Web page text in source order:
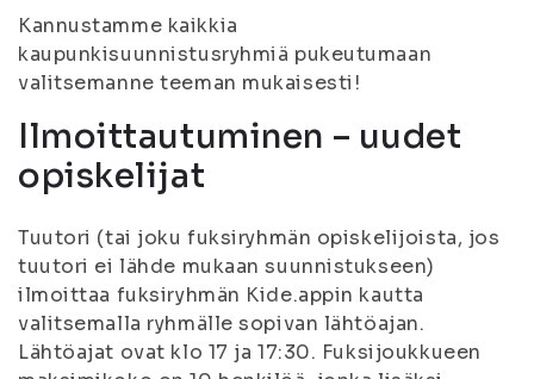
Kannustamme kaikkia
kaupunkisuunnistusryhmiä pukeutumaan
valitsemanne teeman mukaisesti!
Ilmoittautuminen – uudet
opiskelijat
Tuutori (tai joku fuksiryhmän opiskelijoista, jos
tuutori ei lähde mukaan suunnistukseen)
ilmoittaa fuksiryhmän Kide.appin kautta
valitsemalla ryhmälle sopivan lähtöajan.
Lähtöajat ovat klo 17 ja 17:30. Fuksijoukkueen